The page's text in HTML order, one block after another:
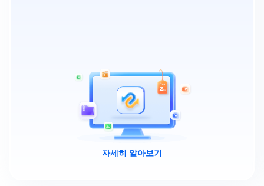
자세히 알아보기